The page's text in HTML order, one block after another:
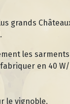
grands
les
en 40
le vignoble.